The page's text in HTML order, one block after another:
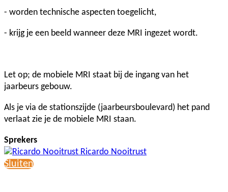
- worden technische aspecten toegelicht,
- krijg je een beeld wanneer deze MRI ingezet wordt.
Let op; de mobiele MRI staat bij de ingang van het
jaarbeurs gebouw.
Als je via de stationszijde (jaarbeursboulevard) het pand
verlaat zie je de mobiele MRI staan.
Sprekers
Ricardo Nooitrust
Sluiten